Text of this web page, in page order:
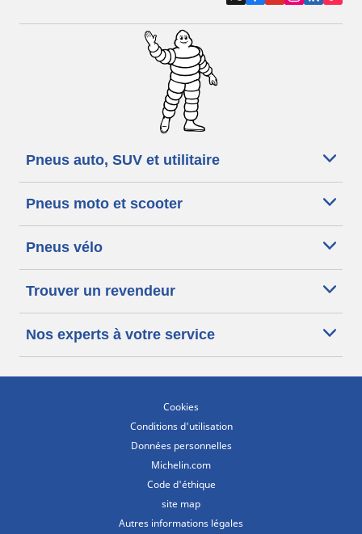
Pneus auto, SUV et utilitaire
Pneus moto et scooter
Pneus vélo
Trouver un revendeur
Nos experts à votre service
Cookies
Conditions d'utilisation
Données personnelles
Michelin.com
Code d'éthique
site map
Autres informations légales